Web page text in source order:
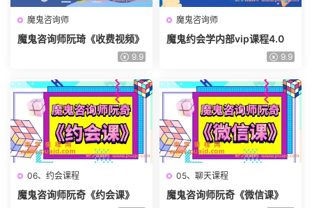
魔鬼咨询师
魔鬼咨询师阮琦《收费视频》
9.9
魔鬼咨询师
魔鬼约会学内部vip课程4.0
9.9
06、约会课程
魔鬼咨询师阮奇《约会课》
05、聊天课程
魔鬼咨询师阮奇《微信课》